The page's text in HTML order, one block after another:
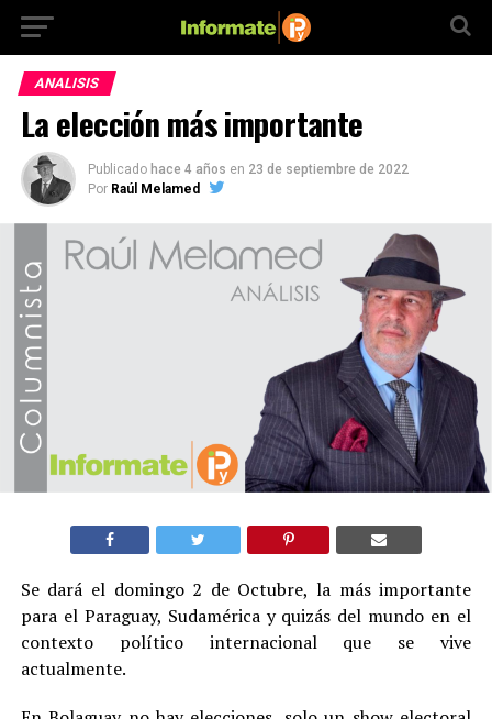
ANALISIS
La elección más importante
Publicado hace 4 años en 23 de septiembre de 2022
Por Raúl Melamed
Se dará el domingo 2 de Octubre, la más importante
para el Paraguay, Sudamérica y quizás del mundo en el
contexto político internacional que se vive
actualmente.